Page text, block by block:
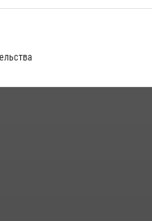
«России - Белгород»